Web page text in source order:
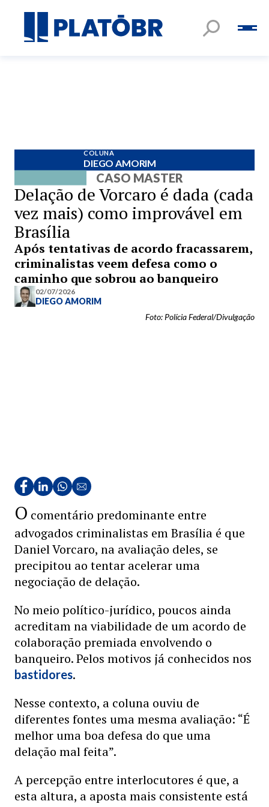
COLUNA
DIEGO AMORIM
CASO MASTER
Delação de Vorcaro é dada (cada
vez mais) como improvável em
Brasília
Após tentativas de acordo fracassarem,
criminalistas veem defesa como o
caminho que sobrou ao banqueiro
02/07/2026
DIEGO AMORIM
Foto: Polícia Federal/Divulgação
O comentário predominante entre
advogados criminalistas em Brasília é que
Daniel Vorcaro, na avaliação deles, se
precipitou ao tentar acelerar uma
negociação de delação.
No meio político-jurídico, poucos ainda
acreditam na viabilidade de um acordo de
colaboração premiada envolvendo o
banqueiro. Pelos motivos já conhecidos nos
bastidores.
Nesse contexto, a coluna ouviu de
diferentes fontes uma mesma avaliação: “É
melhor uma boa defesa do que uma
delação mal feita”.
A percepção entre interlocutores é que, a
esta altura, a aposta mais consistente está